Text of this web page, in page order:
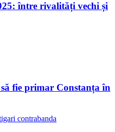
între rivalități vechi și
fie primar Constanța în